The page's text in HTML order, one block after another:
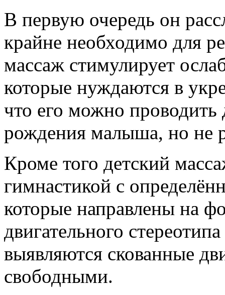
В первую очередь он
крайне необходимо для
массаж стимулирует
которые нуждаются в
что его можно
рождения малыша, но не
Кроме того детский
гимнастикой с
которые направлены на
двигательного
выявляются скованные
свободными.